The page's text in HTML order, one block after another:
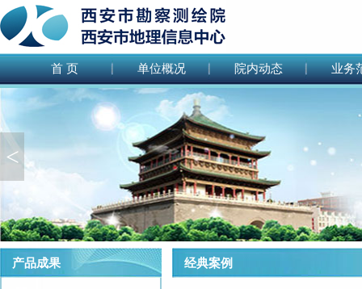
首 页 单位概况 院内动态 业务
<
产品成果 经典案例